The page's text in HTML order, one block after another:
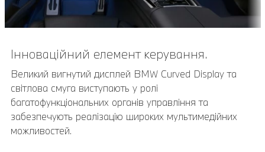
Інноваційний елемент керування.
Великий вигнутий дисплей BMW Curved Display та
світлова смуга виступають у ролі
багатофункціональних органів управління та
забезпечують реалізацію широких мультимедійних
можливостей.